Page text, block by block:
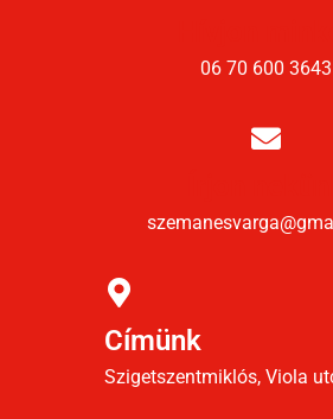
06 70 600 3643
Címünk
Szigetszentmiklós, Viola